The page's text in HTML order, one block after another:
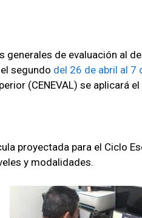
generales de evaluación al
segundo del 26 de abril al 7
(CENEVAL) se aplicará
proyectada para el Ciclo
y modalidades.